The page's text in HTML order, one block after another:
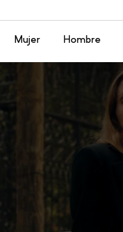
Menú
Mujer Hombre